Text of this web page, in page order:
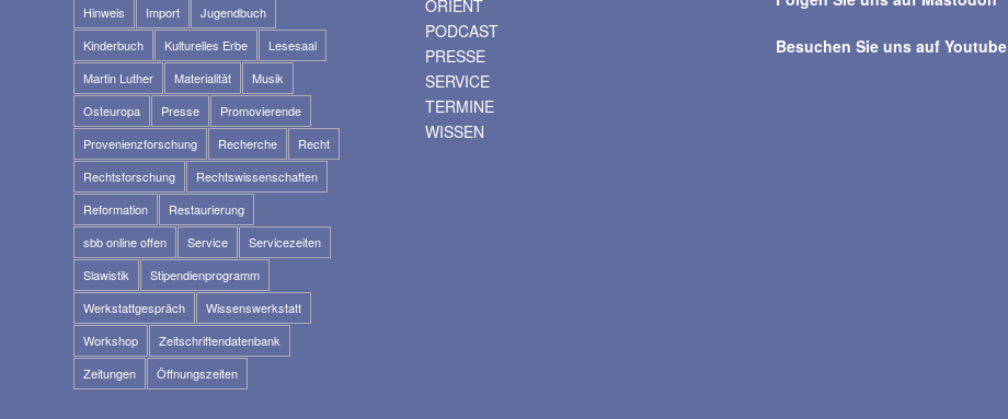
Hinweis
Import
Jugendbuch
Kinderbuch
Kulturelles Erbe
Lesesaal
Martin Luther
Materialität
Musik
Osteuropa
Presse
Promovierende
Provenienzforschung
Recherche
Recht
Rechtsforschung
Rechtswissenschaften
Reformation
Restaurierung
sbb online offen
Service
Servicezeiten
Slawistik
Stipendienprogramm
Werkstattgespräch
Wissenswerkstatt
Workshop
Zeitschriftendatenbank
Zeitungen
Öffnungszeiten
ORIENT
PODCAST
PRESSE
SERVICE
TERMINE
WISSEN
Besuchen Sie uns auf Youtube